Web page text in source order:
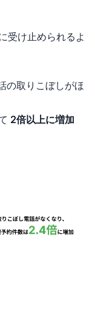
受け止められるよ
の取りこぼしがほ
2倍以上に増加